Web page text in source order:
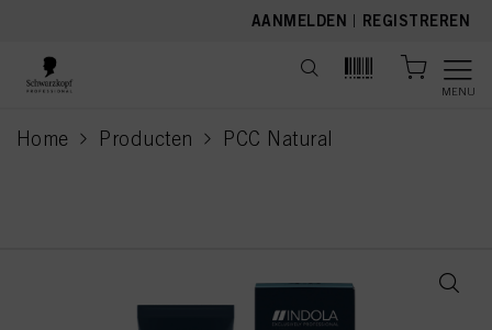
AANMELDEN | REGISTREREN
MENU
Home Producten PCC Natural
current page